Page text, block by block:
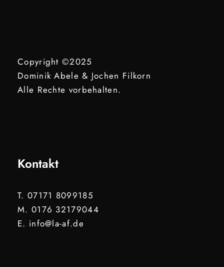
Copyright ©2025
Dominik Abele & Jochen Filkorn
Alle Rechte vorbehalten.
Kontakt
T. 07171 8099185
M. 0176 32179044
E. info@la-af.de